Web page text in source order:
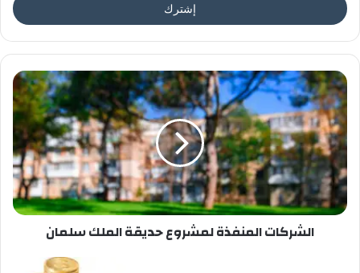
الشركات المنفذة لمشروع حديقة الملك سلمان